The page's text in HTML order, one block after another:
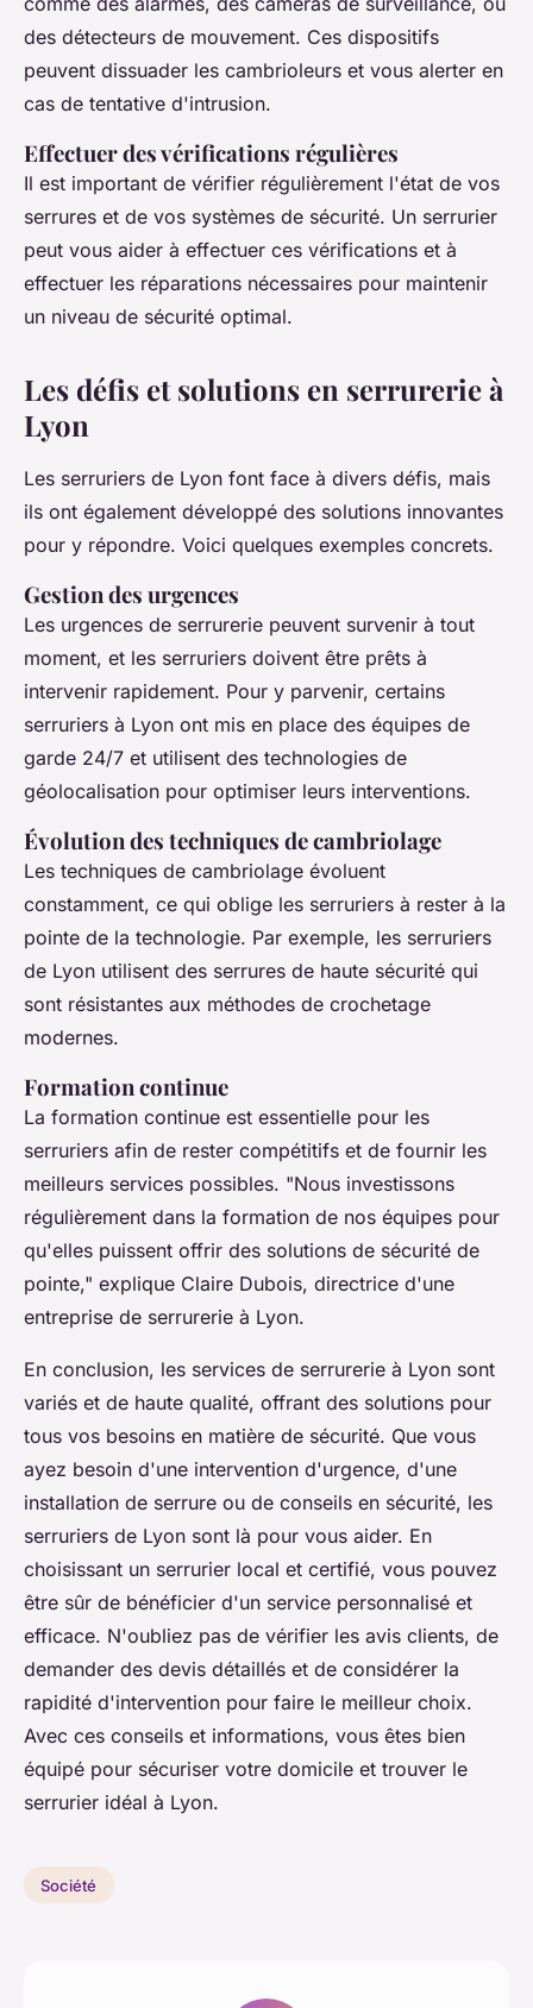
des détecteurs de mouvement. Ces dispositifs
peuvent dissuader les cambrioleurs et vous alerter en
cas de tentative d'intrusion.
Effectuer des vérifications régulières
Il est important de vérifier régulièrement l'état de vos
serrures et de vos systèmes de sécurité. Un serrurier
peut vous aider à effectuer ces vérifications et à
effectuer les réparations nécessaires pour maintenir
un niveau de sécurité optimal.
Les défis et solutions en serrurerie à
Lyon
Les serruriers de Lyon font face à divers défis, mais
ils ont également développé des solutions innovantes
pour y répondre. Voici quelques exemples concrets.
Gestion des urgences
Les urgences de serrurerie peuvent survenir à tout
moment, et les serruriers doivent être prêts à
intervenir rapidement. Pour y parvenir, certains
serruriers à Lyon ont mis en place des équipes de
garde 24/7 et utilisent des technologies de
géolocalisation pour optimiser leurs interventions.
Évolution des techniques de cambriolage
Les techniques de cambriolage évoluent
constamment, ce qui oblige les serruriers à rester à la
pointe de la technologie. Par exemple, les serruriers
de Lyon utilisent des serrures de haute sécurité qui
sont résistantes aux méthodes de crochetage
modernes.
Formation continue
La formation continue est essentielle pour les
serruriers afin de rester compétitifs et de fournir les
meilleurs services possibles. "Nous investissons
régulièrement dans la formation de nos équipes pour
qu'elles puissent offrir des solutions de sécurité de
pointe," explique Claire Dubois, directrice d'une
entreprise de serrurerie à Lyon.
En conclusion, les services de serrurerie à Lyon sont
variés et de haute qualité, offrant des solutions pour
tous vos besoins en matière de sécurité. Que vous
ayez besoin d'une intervention d'urgence, d'une
installation de serrure ou de conseils en sécurité, les
serruriers de Lyon sont là pour vous aider. En
choisissant un serrurier local et certifié, vous pouvez
être sûr de bénéficier d'un service personnalisé et
efficace. N'oubliez pas de vérifier les avis clients, de
demander des devis détaillés et de considérer la
rapidité d'intervention pour faire le meilleur choix.
Avec ces conseils et informations, vous êtes bien
équipé pour sécuriser votre domicile et trouver le
serrurier idéal à Lyon.
Société